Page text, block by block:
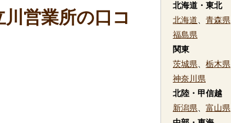
営業所の口コ
北海道・東北
北海道
青森県
福島県
関東
茨城県
栃木県
神奈川県
北陸・甲信越
新潟県
富山県